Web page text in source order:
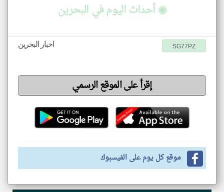
◉ أحداث اليوم في البحرين
اخبار البحرين SG77PZ
إقرأ على الموقع الرسمي
موقع كل يوم على الفيسبوك